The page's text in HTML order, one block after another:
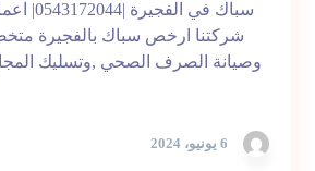
6 يونيو، 2024
سباك في
شركتنا ارخص سباك بالفجيرة
وصيانة الصرف الصحي ,وتسليك